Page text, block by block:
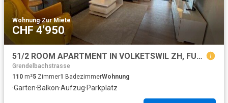
Wohnung·Zur Miete
CHF 4'950
51/2 ROOM APARTMENT IN VOLKETSWIL ZH, FURNISHED
Grendelbachstrasse
110 m²5 Zimmer1 BadezimmerWohnung
·Garten·Balkon·Aufzug·Parkplatz